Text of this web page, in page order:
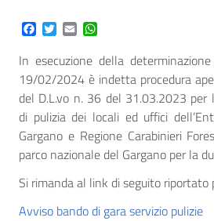
Facebook
Twitter
Email
In esecuzione della
19/02/2024 è indetta procedura
del D.L.vo n. 36 del 31.03.2023
di pulizia dei locali ed uffici
Gargano e Regione Carabinieri
parco nazionale del Gargano per la
Si rimanda al link di seguito
Avviso bando di gara servizio pulizie